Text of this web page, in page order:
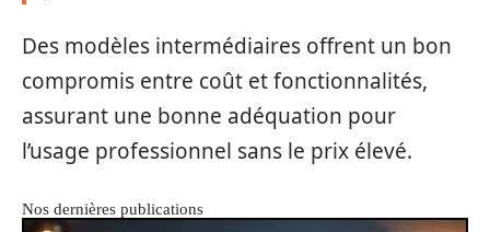
Des modèles intermédiaires offrent un bon
compromis entre coût et fonctionnalités,
assurant une bonne adéquation pour
l’usage professionnel sans le prix élevé.
Nos dernières publications